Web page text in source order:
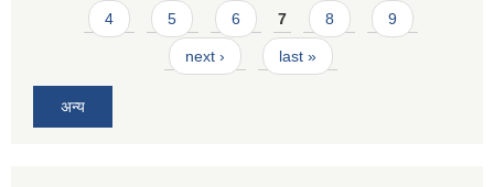
4 5 6 7 8 9
next › last »
अन्य